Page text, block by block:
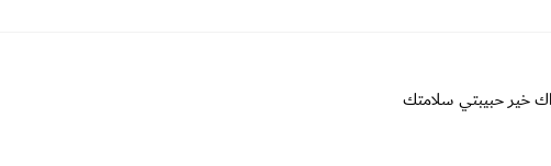
خير حبيبتي سلامتك